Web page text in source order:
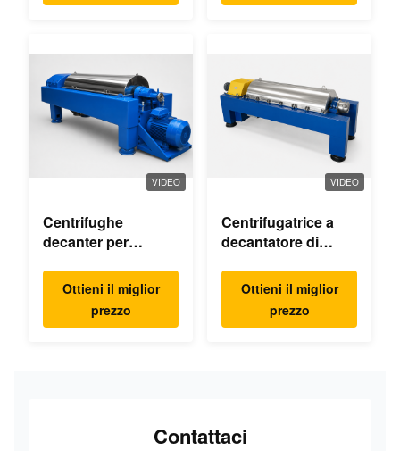
VIDEO
Centrifughe
decanter per
fineOttieni il miglior
prezzo
VIDEO
Centrifugatrice a
decantatore di
Ottieni il miglior
prezzo
Contattaci